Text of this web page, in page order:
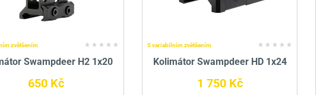
zvětšením
Swampdeer H2 1x20
650 Kč
S variabilním zvětšením
Kolimátor Swampdeer HD 1x24
1 750 Kč